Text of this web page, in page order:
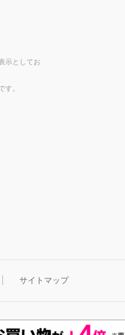
示としてお
す。
サイトマップ